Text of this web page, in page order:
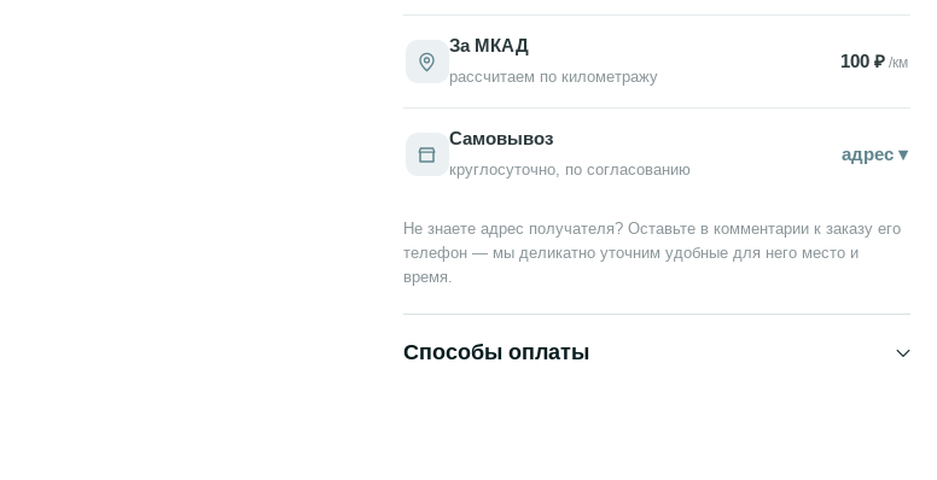
За МКАД
рассчитаем по километражу
100 ₽/км
Самовывоз
круглосуточно, по согласованию
адрес ▾
Не знаете адрес получателя? Оставьте в комментарии к заказу его
телефон — мы деликатно уточним удобные для него место и
время.
Способы оплаты